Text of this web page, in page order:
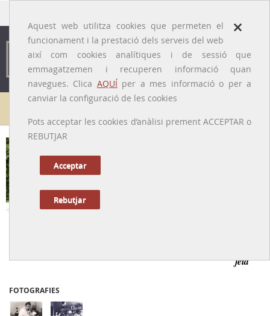
×
Aquest web utilitza cookies que permeten el
funcionament i la prestació dels serveis del web
així com cookies analítiques i de sessió que
emmagatzemen i recuperen informació quan
navegues. Clica AQUÍper a mes informació o per a
canviar la configuració de les cookies
Pots acceptar les cookies d’anàlisi prement ACCEPTAR o
REBUTJAR
Acceptar
Rebutjar
Galeria de metges
feia
FOTOGRAFIES